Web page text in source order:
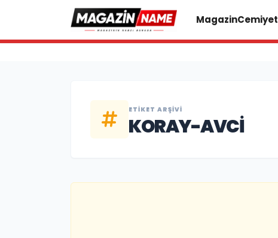
MagazinCemiyet
ETIKET ARŞIVI
KORAY-AVCI